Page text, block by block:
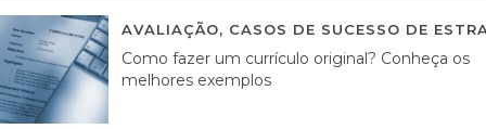
AVALIAÇÃO, CASOS DE SUCESSO DE
Como fazer um currículo original? Conheça os
melhores exemplos